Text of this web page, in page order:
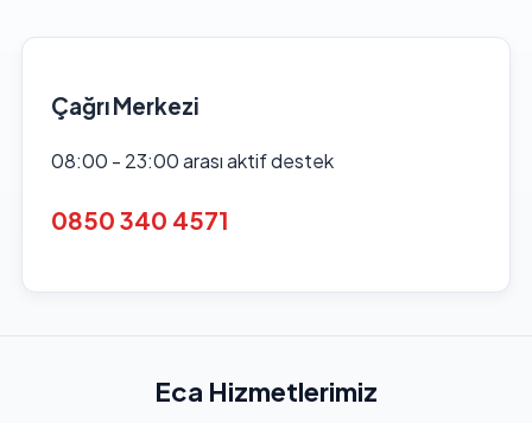
Çağrı Merkezi
08:00 - 23:00 arası aktif destek
0850 340 4571
Eca Hizmetlerimiz